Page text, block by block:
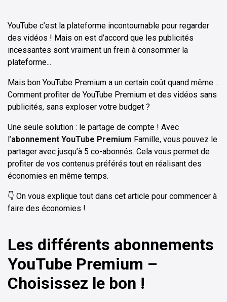
YouTube c’est la plateforme incontournable pour regarder
des vidéos ! Mais on est d’accord que les publicités
incessantes sont vraiment un frein à consommer la
plateforme...
Mais bon YouTube Premium a un certain coût quand même…
Comment profiter de YouTube Premium et des vidéos sans
publicités, sans exploser votre budget ?
Une seule solution : le partage de compte ! Avec
l’abonnement YouTube Premium Famille, vous pouvez le
partager avec jusqu’à 5 co-abonnés. Cela vous permet de
profiter de vos contenus préférés tout en réalisant des
économies en même temps.
👇 On vous explique tout dans cet article pour commencer à
faire des économies !
Les différents abonnements
YouTube Premium –
Choisissez le bon !